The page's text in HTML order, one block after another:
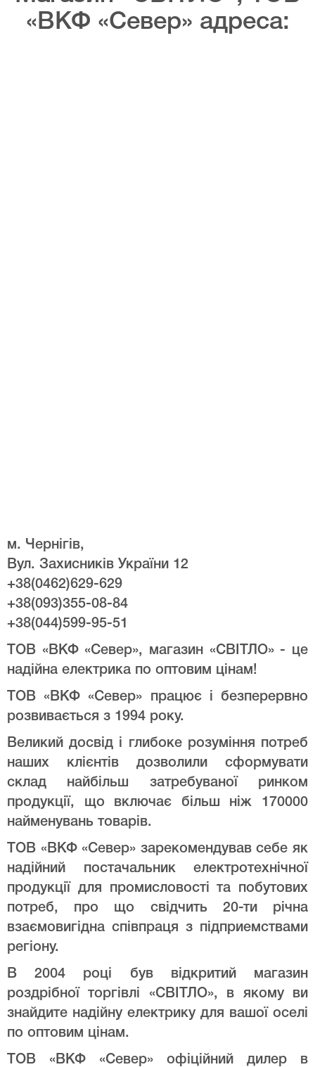
«ВКФ «Север» адреса:
м. Чернігів,
Вул. Захисників України 12
+38(0462)629-629
+38(093)355-08-84
+38(044)599-95-51
ТОВ «ВКФ «Север», магазин «СВІТЛО» - це
надійна електрика по оптовим цінам!
ТОВ «ВКФ «Север» працює і безперервно
розвивається з 1994 року.
Великий досвід і глибоке розуміння потреб
наших клієнтів дозволили сформувати
склад найбільш затребуваної ринком
продукції, що включає більш ніж 170000
найменувань товарів.
ТОВ «ВКФ «Север» зарекомендував себе як
надійний постачальник електротехнічної
продукції для промисловості та побутових
потреб, про що свідчить 20-ти річна
взаємовигідна співпраця з підприемствами
регіону.
В 2004 році був відкритий магазин
роздрібної торгівлі «СВІТЛО», в якому ви
знайдите надійну електрику для вашої оселі
по оптовим цінам.
ТОВ «ВКФ «Север» офіційний дилер в